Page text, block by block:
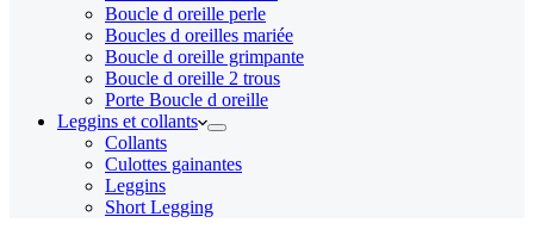
Boucle d oreille perle
Boucles d oreilles mariée
Boucle d oreille grimpante
Boucle d oreille 2 trous
Porte Boucle d oreille
Leggins et collants
Collants
Culottes gainantes
Leggins
Short Legging